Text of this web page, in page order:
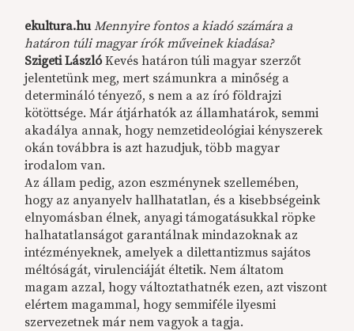
ekultura.hu Mennyire fontos a kiadó számára a
határon túli magyar írók műveinek kiadása?
Szigeti LászlóKevés határon túli magyar szerzőt
jelentetünk meg, mert számunkra a minőség a
determináló tényező, s nem a az író földrajzi
kötöttsége. Már átjárhatók az államhatárok, semmi
akadálya annak, hogy nemzetideológiai kényszerek
okán továbbra is azt hazudjuk, több magyar
irodalom van.
Az állam pedig, azon eszménynek szellemében,
hogy az anyanyelv hallhatatlan, és a kisebbségeink
elnyomásban élnek, anyagi támogatásukkal röpke
halhatatlanságot garantálnak mindazoknak az
intézményeknek, amelyek a dilettantizmus sajátos
méltóságát, virulenciáját éltetik. Nem áltatom
magam azzal, hogy változtathatnék ezen, azt viszont
elértem magammal, hogy semmiféle ilyesmi
szervezetnek már nem vagyok a tagja.